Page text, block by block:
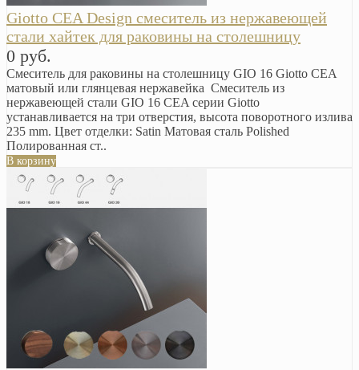
Giotto CEA Design смеситель из нержавеющей
стали хайтек для раковины на столешницу
0 руб.
Смеситель для раковины на столешницу GIO 16 Giotto CEA
матовый или глянцевая нержавейка Смеситель из
нержавеющей стали GIO 16 CEA серии Giotto
устанавливается на три отверстия, высота поворотного излива
235 mm. Цвет отделки: Satin Матовая сталь Polished
Полированная ст..
В корзину